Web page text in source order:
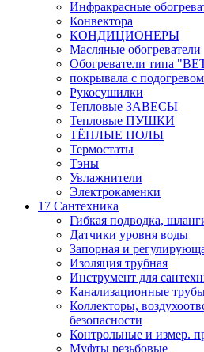
Инфракрасные
Конвектора
КОНДИЦИОНЕРЫ
Масляные обогреватели
Обогреватели типа
покрывала с подогревом
Рукосушилки
Тепловые ЗАВЕСЫ
Тепловые ПУШКИ
ТЁПЛЫЕ ПОЛЫ
Термостаты
Тэны
Увлажнители
Электрокаменки
17 Сантехника
Гибкая подводка,
Датчики уровня воды
Запорная и
Изоляция трубная
Инструмент для
Канализационные
Коллекторы,
безопасности
Контрольные и измер.
Муфты резьбовые